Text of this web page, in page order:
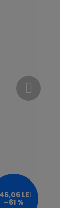
LEI
–61 %